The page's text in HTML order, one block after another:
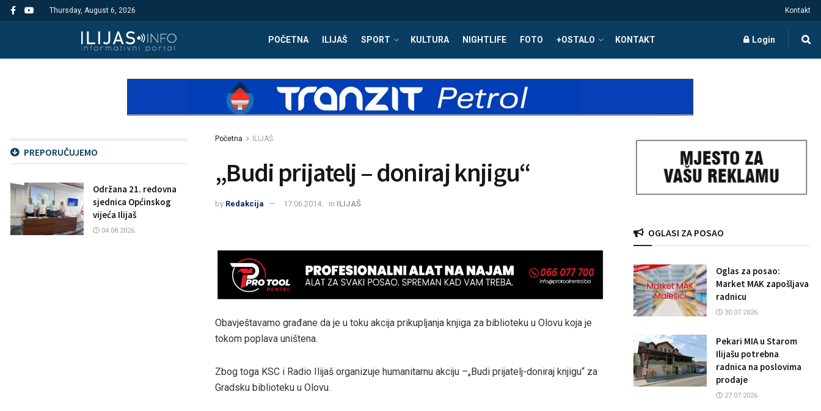
Thursday, August 6, 2026 Kontakt
POČETNA ILIJAŠ SPORT KULTURA NIGHTLIFE FOTO +OSTALO KONTAKT Login
Početna ILIJAŠ
„Budi prijatelj – doniraj knjigu“
by Redakcija 17.06.2014. in ILIJAŠ
Obavještavamo građane da je u toku akcija prikupljanja knjiga za biblioteku u Olovu koja je
tokom poplava uništena.
Zbog toga KSC i Radio Ilijaš organizuje humanitarnu akciju –„Budi prijatelj-doniraj knjigu“ za
Gradsku biblioteku u Olovu.
PREPORUČUJEMO
Održana 21. redovna
sjednica Općinskog
vijeća Ilijaš
04.08.2026. OGLASI ZA POSAO
Oglas za posao:
Market MAK zapošljava
radnicu
30.07.2026.
Pekari MIA u Starom
Ilijašu potrebna
radnica na poslovima
prodaje
27.07.2026.